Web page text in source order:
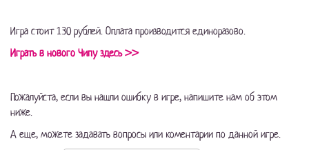
Игра стоит 130 рублей. Оплата производится единоразово.
Играть в нового Чипу здесь >>
Пожалуйста, если вы нашли ошибку в игре, напишите нам об этом
ниже.
А еще, можете задавать вопросы или коментарии по данной игре.